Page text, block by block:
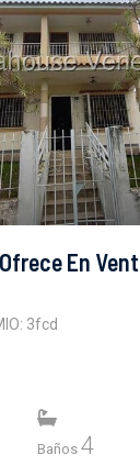
En
3fcd
Baños 4